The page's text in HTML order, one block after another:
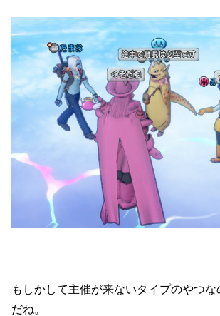
もしかして主催が来ないタイプのやつ
だね。